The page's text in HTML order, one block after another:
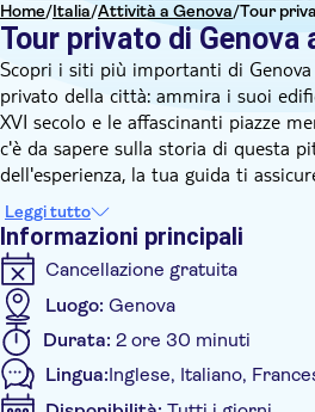
Home/Italia/Attività a Genova/Tour
Tour privato di Genova
Scopri i siti più importanti di
privato della città: ammira i suoi
XVI secolo e le affascinanti piazze
c'è da sapere sulla storia di questa
dell'esperienza, la tua guida ti
porto marittimo e tutta la
principali centri economici d'Italia e
e il patrimonio del centro medievale
dell'UNESCO.
Il tour inizierà dal porto rinnovato e
labirinto intricato di vicoli medievali
Cattedrale di San Lorenzo.
Ti dirigerai quindi verso Piazza de
Leggi tutto
Informazioni principali
Cancellazione gratuita
Luogo: Genova
Durata: 2 ore 30 minuti
Lingua:Inglese, Italiano,